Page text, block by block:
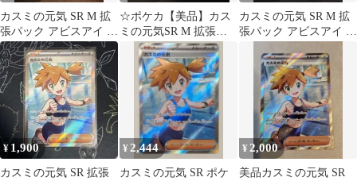
カスミの元気 SR M 拡
張パック アビスアイ キ
ラ 108/081
☆ポケカ【美品】カス
ミの元気SR M 拡張パ
ック アビスアイ108/081
カスミの元気 SR M 拡
張パック アビスアイ キ
¥ 1,900
カスミの元気 SR 拡張
¥2,444
カスミの元気 SR ポケ
¥2,000
美品カスミの元気 SR